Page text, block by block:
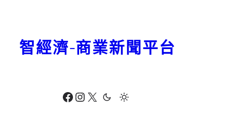
Facebook Instagram X
智經濟-商業新聞平台